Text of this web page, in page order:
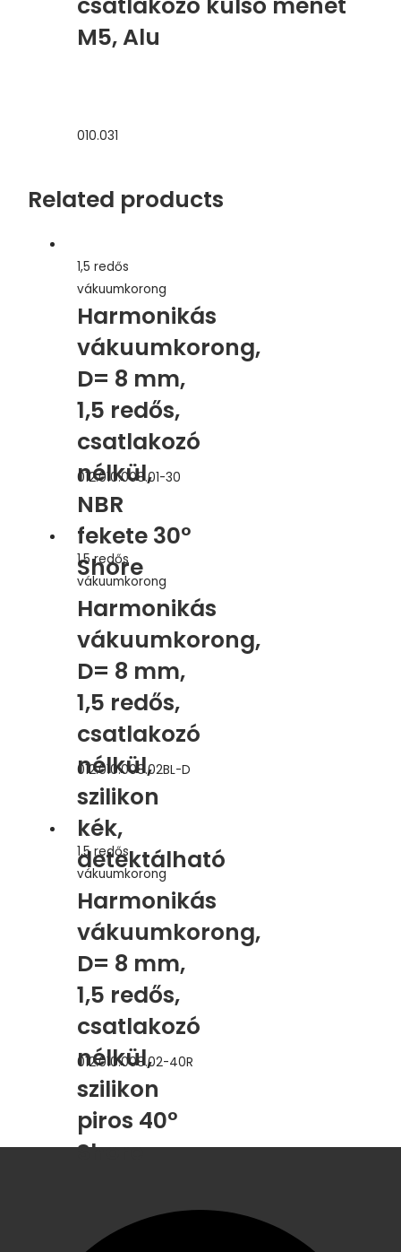
M5, Alu
010.031
Related products
1,5 redős
vákuumkorong
Harmonikás
vákuumkorong,
D= 8 mm,
1,5 redős,
csatlakozó
nélkül,
NBR
fekete 30°
Shore
012.010.008.01-30
1,5 redős
vákuumkorong
Harmonikás
vákuumkorong,
D= 8 mm,
1,5 redős,
csatlakozó
nélkül,
szilikon
kék,
detektálható
012.010.008.02BL-D
1,5 redős
vákuumkorong
Harmonikás
vákuumkorong,
D= 8 mm,
1,5 redős,
csatlakozó
nélkül,
szilikon
piros 40°
Shore
012.010.008.02-40R